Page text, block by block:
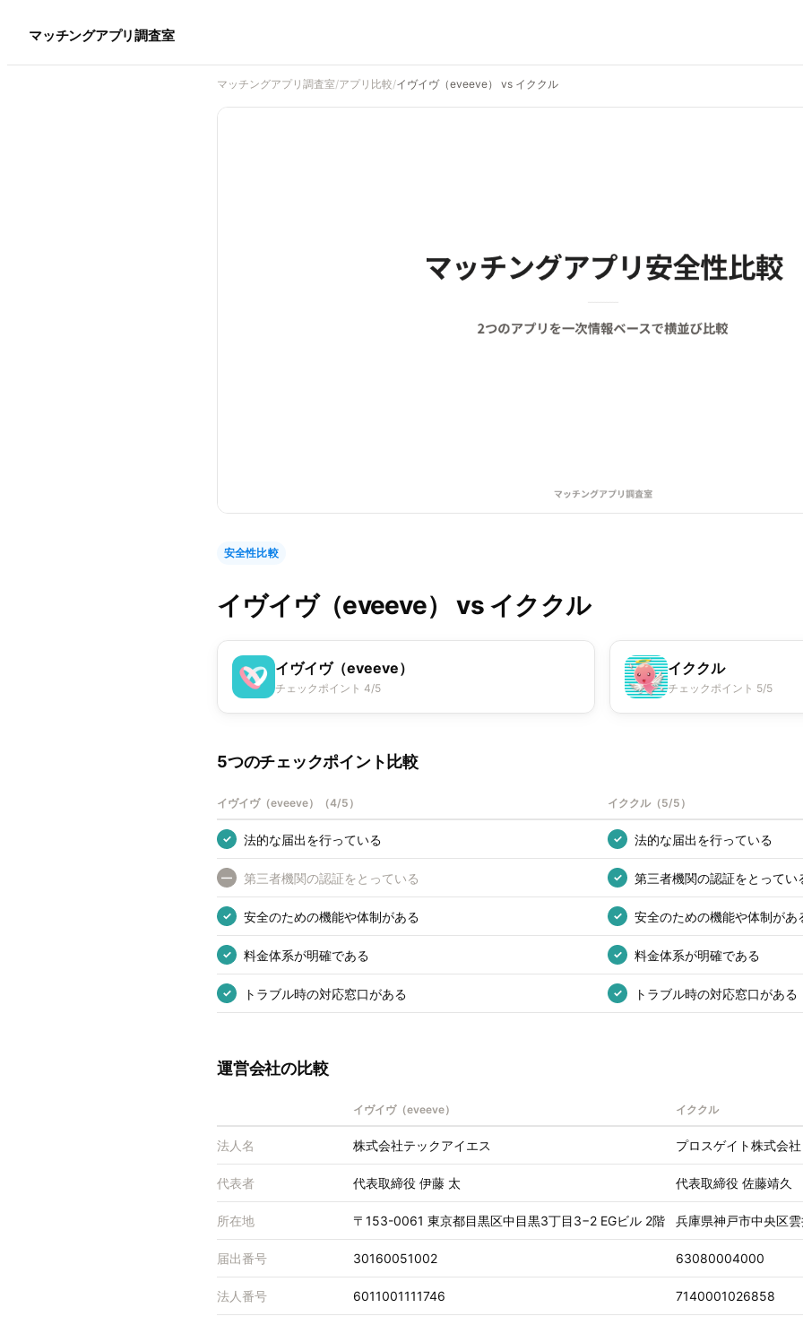
マッチングアプリ調査室
マッチングアプリ調査室/アプリ比較/イヴイヴ（eveeve） vs イククル
安全性比較
イヴイヴ（eveeve） vs イククル
イヴイヴ（eveeve）
チェックポイント 4/5
イククル
チェックポイント 5/5
5つのチェックポイント比較
イヴイヴ（eveeve） （4/5 ） イククル （5/5 ）
✓ 法的な届出を行っている ✓ 法的な届出を行っている
— 第三者機関の認証をとっている ✓ 第三者機関の認証をとってい
✓ 安全のための機能や体制がある ✓ 安全のための機能や体制があ
✓ 料金体系が明確である ✓ 料金体系が明確である
✓ トラブル時の対応窓口がある ✓ トラブル時の対応窓口がある
運営会社の比較
イヴイヴ（eveeve） イククル
法人名 株式会社テックアイエス プロスゲイト株式会社
代表者 代表取締役 伊藤 太 代表取締役 佐藤靖久
所在地 〒153-0061 東京都目黒区中目黒3丁目3−2 EGビル 2階 兵庫県神戸市中央区
届出番号 30160051002 63080004000
法人番号 6011001111746 7140001026858